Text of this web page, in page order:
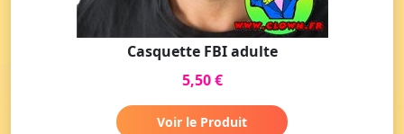
Casquette FBI adulte
5,50 €
Voir le Produit